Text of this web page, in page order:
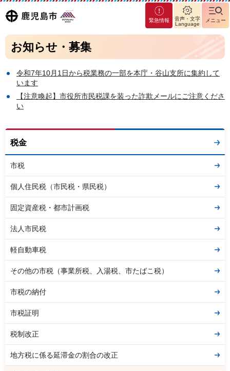
鹿児島
市
マグ
マシ
ティ
鹿児
島市
緊急情報
音声・文字
Language
メニュー
お知らせ・募集
令和7年10月1日から税業務の一部を本庁・谷山支所に集約して
います
【注意喚起】市役所市民税課を装った詐欺メールにご注意くださ
い
税金
市税
個人住民税（市民税・県民税）
固定資産税・都市計画税
法人市民税
軽自動車税
その他の市税（事業所税、入湯税、市たばこ税）
市税の納付
市税証明
税制改正
地方税に係る延滞金の割合の改正